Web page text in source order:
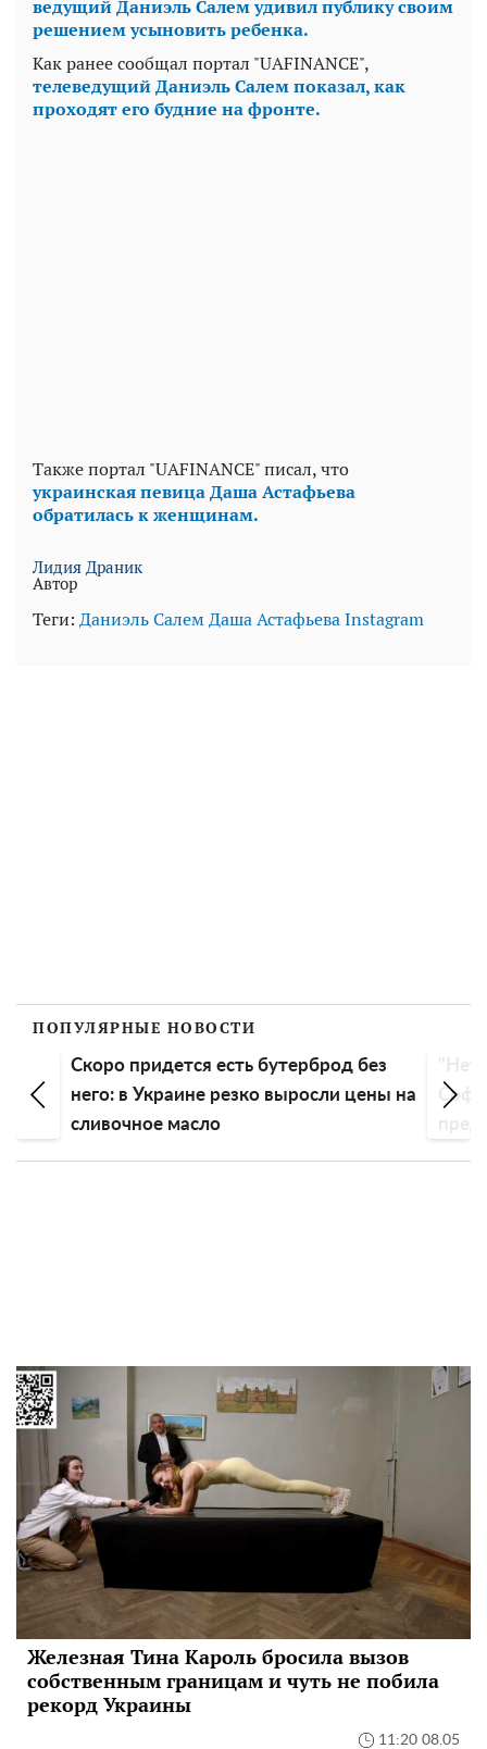
ведущий Даниэль Салем удивил публику своим
решением усыновить ребенка.
Как ранее сообщал портал "UAFINANCE",
телеведущий Даниэль Салем показал, как
проходят его будние на фронте.
Также портал "UAFINANCE" писал, что
украинская певица Даша Астафьева
обратилась к женщинам.
Лидия Драник
Автор
Теги: Даниэль СалемДаша АстафьеваInstagram
ПОПУЛЯРНЫЕ НОВОСТИ
Скоро придется есть бутерброд без
него: в Украине резко выросли цены на
сливочное масло
Железная Тина Кароль бросила вызов
собственным границам и чуть не побила
рекорд Украины
11:20 08.05